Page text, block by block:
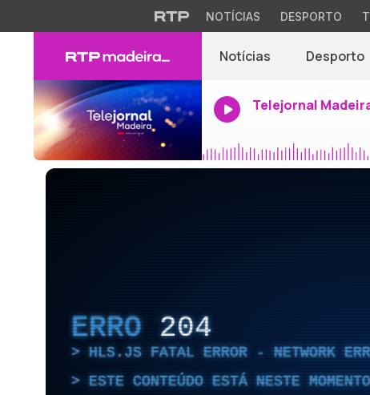
NOTÍCIAS DESPORTO
Notícias Desporto
Telejornal
ERRO 204
HLS.JS FATAL ERROR - NETWORK
ESTE CONTEÚDO ESTÁ NESTE